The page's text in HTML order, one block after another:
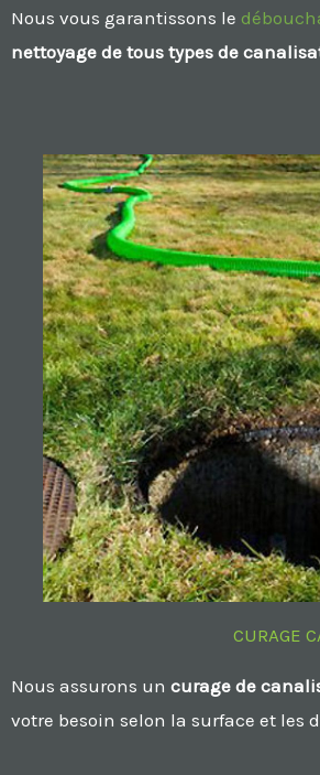
Nous vous garantissons le
nettoyage de tous types de
CURAGE
Nous assurons un curage de
votre besoin selon la surface et les